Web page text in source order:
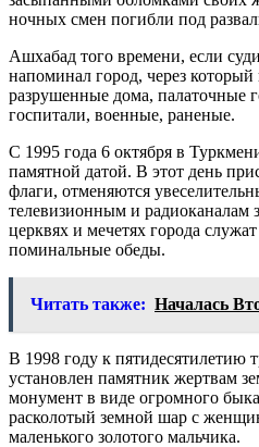
ночных смен погибли под
Ашхабад того времени, если
напоминал город, через
разрушенные дома, палаточные
госпитали, военные, раненые.
С 1995 года 6 октября в
памятной датой. В этот день
флаги, отменяются
телевизионным и радиоканалам
церквях и мечетях города
поминальные обеды.
Читать также: Началась
В 1998 году к пятидесятилетию
установлен памятник жертвам
монумент в виде огромного
расколотый земной шар с
маленького золотого мальчика.